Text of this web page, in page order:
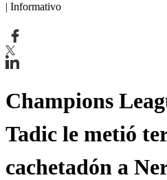
| Informativo
Champions
Tadic le metió
cachetadón a